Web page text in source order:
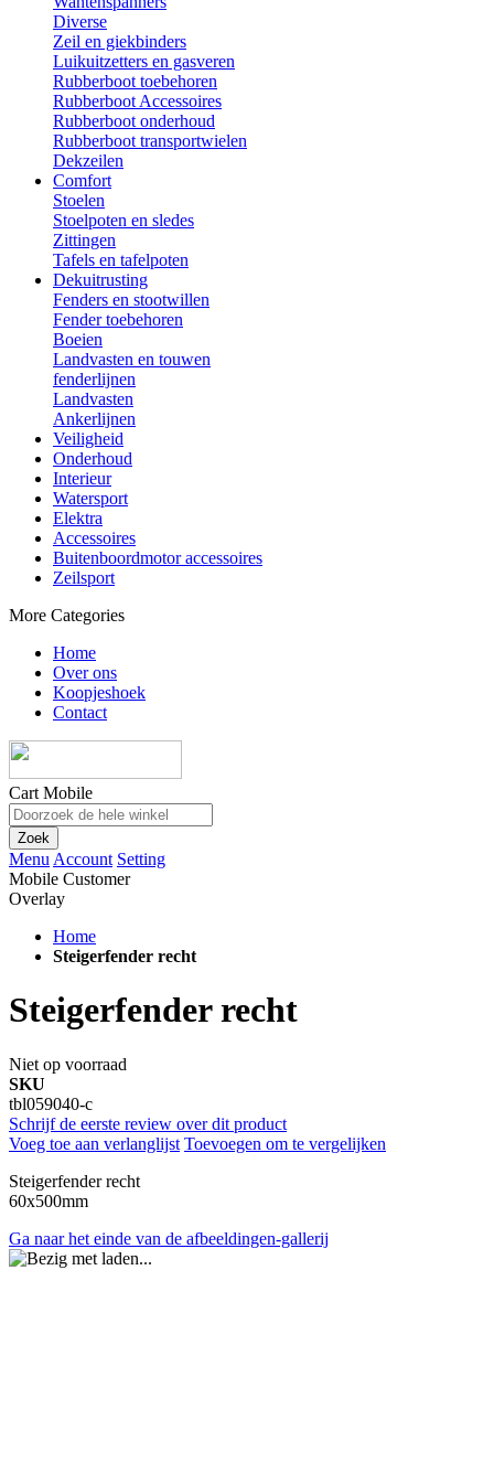
Diverse
Zeil en giekbinders
Luikuitzetters en gasveren
Rubberboot toebehoren
Rubberboot Accessoires
Rubberboot onderhoud
Rubberboot transportwielen
Dekzeilen
Comfort
Stoelen
Stoelpoten en sledes
Zittingen
Tafels en tafelpoten
Dekuitrusting
Fenders en stootwillen
Fender toebehoren
Boeien
Landvasten en touwen
fenderlijnen
Landvasten
Ankerlijnen
Veiligheid
Onderhoud
Interieur
Watersport
Elektra
Accessoires
Buitenboordmotor accessoires
Zeilsport
More Categories
Home
Over ons
Koopjeshoek
Contact
Cart Mobile
Zoek
Menu Account Setting
Mobile Customer
Overlay
Home
Steigerfender recht
Steigerfender recht
Niet op voorraad
SKU
tbl059040-c
Schrijf de eerste review over dit product
Voeg toe aan verlanglijst Toevoegen om te vergelijken
Steigerfender recht
60x500mm
Ga naar het einde van de afbeeldingen-gallerij